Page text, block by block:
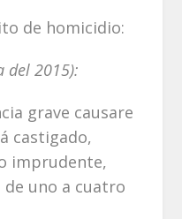
de homicidio:
del 2015):
grave causare
castigado,
imprudente,
uno a cuatro